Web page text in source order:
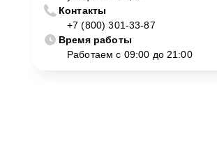
Контакты
+7 (800) 301-33-87
Время работы
Работаем с 09:00 до 21:00